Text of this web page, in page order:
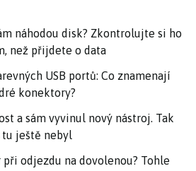
náhodou disk? Zkontrolujte si ho
než přijdete o data
USB portů: Co znamenají
konektory?
a sám vyvinul nový nástroj. Tak
ještě nebyl
odjezdu na dovolenou? Tohle